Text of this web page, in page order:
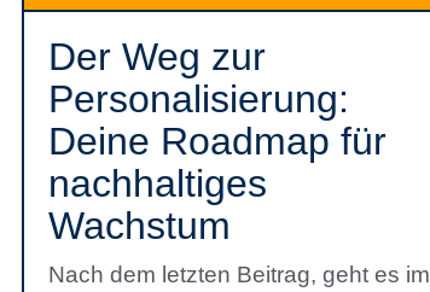
Der Weg zur
Personalisierung:
Deine Roadmap für
nachhaltiges
Wachstum
Nach dem letzten Beitrag, geht es im